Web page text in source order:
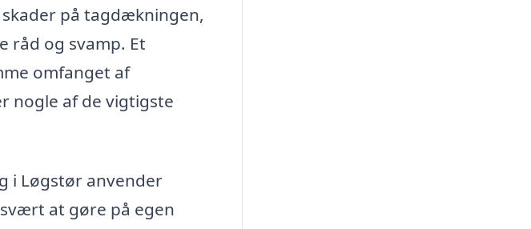
på tagdækningen,
råd og svamp. Et
omfanget af
nogle af de vigtigste
i Løgstør anvender
at gøre på egen